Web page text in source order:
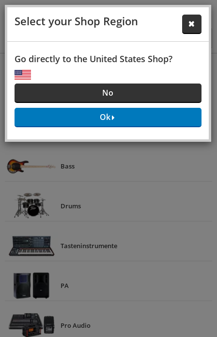
Startseite / Topseller
Topseller
Gitarre
Bass
Drums
Tasteninstrumente
PA
Pro Audio
Select your Shop Region
Go directly to the United States Shop?
No
Ok